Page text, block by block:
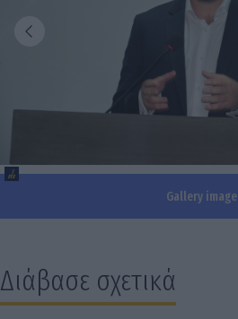
Gallery image
Διάβασε σχετικά